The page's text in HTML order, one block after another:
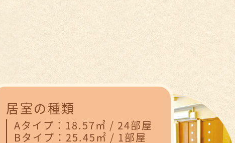
居室の種類
Aタイプ：18.57㎡ / 24部屋
Bタイプ：25.45㎡ / 1部屋